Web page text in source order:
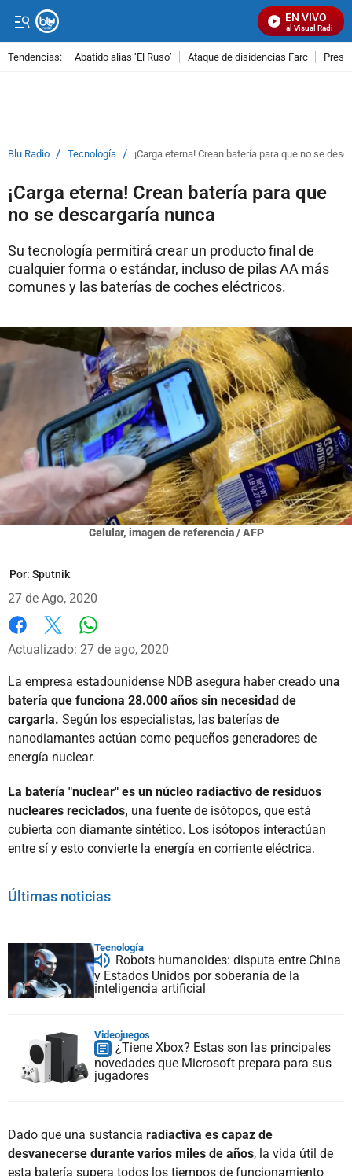
EN VIVO
Señal Visual Radio
Tendencias: Abatido alias ‘El Ruso’ Ataque de disidencias Farc
Blu Radio / Tecnología / ¡Carga eterna! Crean batería para que no se
¡Carga eterna! Crean batería para que
no se descargaría nunca
Su tecnología permitirá crear un producto final de
cualquier forma o estándar, incluso de pilas AA más
comunes y las baterías de coches eléctricos.
Celular, imagen de referencia / AFP
Por: Sputnik
27 de Ago, 2020
Facebook
X
Actualizado: 27 de ago, 2020
La empresa estadounidense NDB asegura haber creado una
batería que funciona 28.000 años sin necesidad de
cargarla. Según los especialistas, las baterías de
nanodiamantes actúan como pequeños generadores de
energía nuclear.
La batería "nuclear" es un núcleo radiactivo de residuos
nucleares reciclados, una fuente de isótopos, que está
cubierta con diamante sintético. Los isótopos interactúan
entre sí y esto convierte la energía en corriente eléctrica.
Últimas noticias
Tecnología
Robots humanoides: disputa entre China
y Estados Unidos por soberanía de la
inteligencia artificial
Videojuegos
¿Tiene Xbox? Estas son las principales
novedades que Microsoft prepara para sus
jugadores
Dado que una sustancia radiactiva es capaz de
desvanecerse durante varios miles de años, la vida útil de
esta batería supera todos los tiempos de funcionamiento